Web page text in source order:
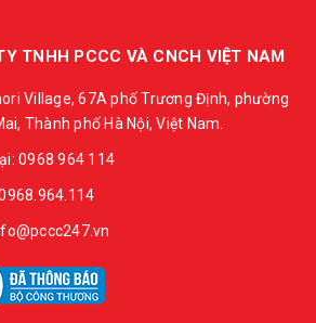
TNHH PCCC VÀ CNCH VIỆT NAM
Village, 67A phố Trương Định, phường
Thành phố Hà Nội, Việt Nam.
0968 964 114